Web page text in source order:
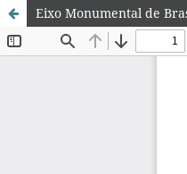
Eixo Monumental de